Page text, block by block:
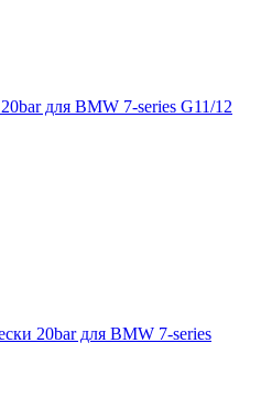
для BMW 7-series G11/12
20bar для BMW 7-series